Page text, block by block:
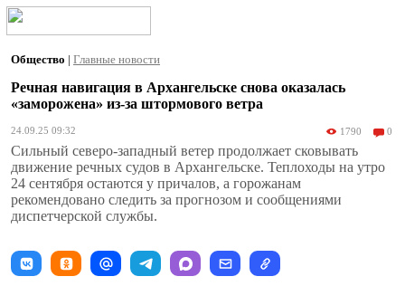
Общество | Главные новости
Речная навигация в Архангельске снова оказалась
«заморожена» из-за штормового ветра
24.09.25 09:32 1790 0
Сильный северо-западный ветер продолжает сковывать
движение речных судов в Архангельске. Теплоходы на утро
24 сентября остаются у причалов, а горожанам
рекомендовано следить за прогнозом и сообщениями
диспетчерской службы.